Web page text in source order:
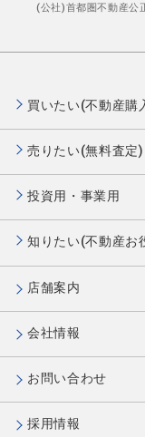
(公社)首都圏不動産
買いたい(不動産購
売りたい(無料査定)
投資用・事業用
知りたい(不動産お
店舗案内
会社情報
お問い合わせ
採用情報